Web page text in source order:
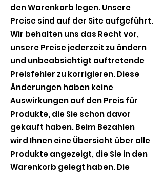
den Warenkorb legen. Unsere
Preise sind auf der Site aufgeführt.
Wir behalten uns das Recht vor,
unsere Preise jederzeit zu ändern
und unbeabsichtigt auftretende
Preisfehler zu korrigieren. Diese
Änderungen haben keine
Auswirkungen auf den Preis für
Produkte, die Sie schon davor
gekauft haben. Beim Bezahlen
wird Ihnen eine Übersicht über alle
Produkte angezeigt, die Sie in den
Warenkorb gelegt haben. Die